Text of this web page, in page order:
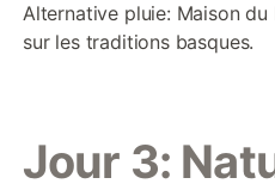
Alternative pluie: Maison
sur les traditions basques.
Jour 3: